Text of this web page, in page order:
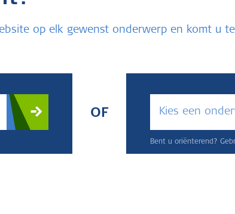
op elk gewenst onderwerp en komt u
OF Kies een
Bent u oriënterend?